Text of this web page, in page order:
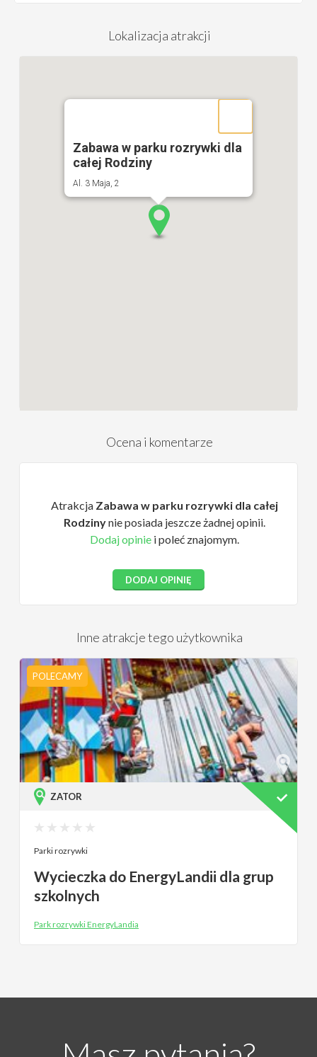
Lokalizacja atrakcji
Zabawa w parku rozrywki dla
całej Rodziny
Al. 3 Maja, 2
Ocena i komentarze
Atrakcja Zabawa w parku rozrywki dla całej
Rodzinynie posiada jeszcze żadnej opinii.
Dodaj opiniei poleć znajomym.
DODAJ OPINIĘ
Inne atrakcje tego użytkownika
POLECAMY
ZATOR
Parki rozrywki
Wycieczka do EnergyLandii dla grup
szkolnych
Park rozrywki EnergyLandia